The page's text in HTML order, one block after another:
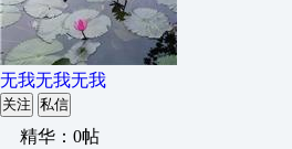
无我无我无我
关注 私信
精华：0帖